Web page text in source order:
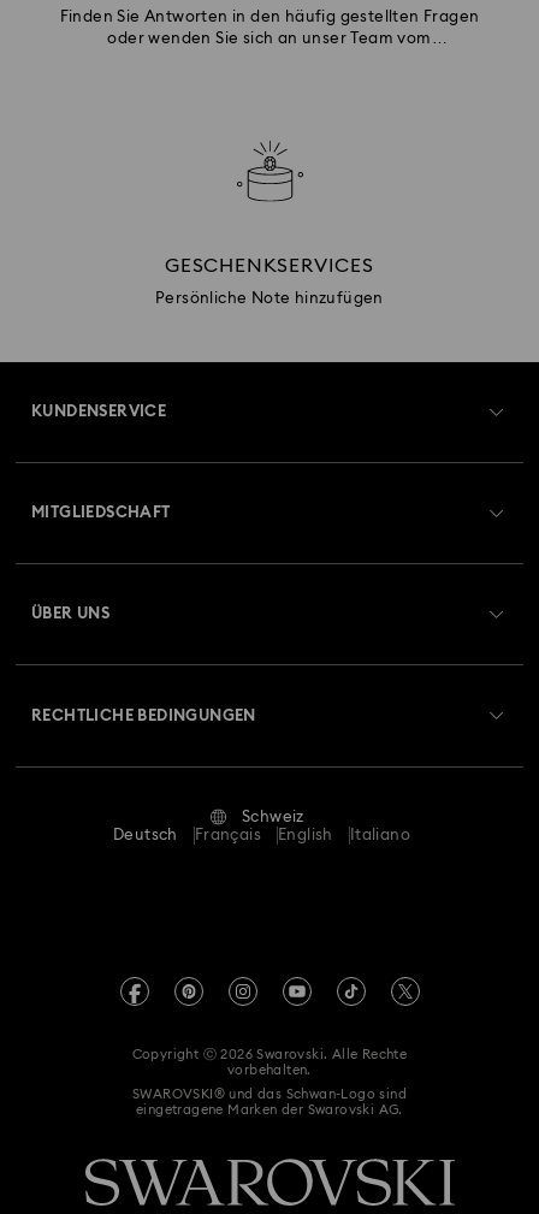
Finden Sie Antworten in den häufig gestellten Fragen
oder wenden Sie sich an unser Team vom
GESCHENKSERVICES
Persönliche Note hinzufügen
KUNDENSERVICE
Retouren und Umtausch
Reparaturstatus
Termin buchen
MITGLIEDSCHAFT
ÜBER UNS
Code of Conduct & Policies
RECHTLICHE BEDINGUNGEN
REACH-Informationen
Einwilligungserklärung zum Datenschutz
Schweiz
Deutsch
Français English Italiano
Copyright ⓒ 2026 Swarovski. Alle Rechte
vorbehalten.
SWAROVSKI® und das Schwan-Logo sind
eingetragene Marken der Swarovski AG.